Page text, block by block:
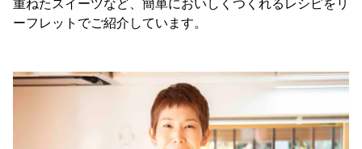
重ねたスイーツなど、簡単においしくつくれるレシピをリ
ーフレットでご紹介しています。